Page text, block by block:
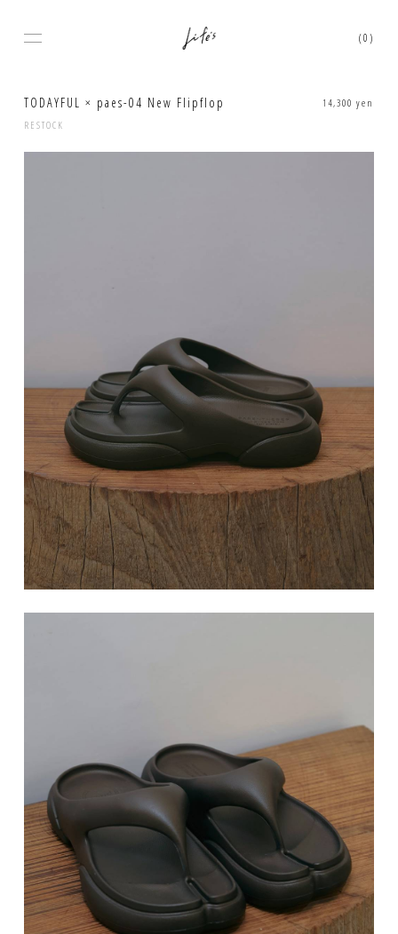
(0)
TODAYFUL × paes-04 New Flipflop
14,300 yen
RESTOCK